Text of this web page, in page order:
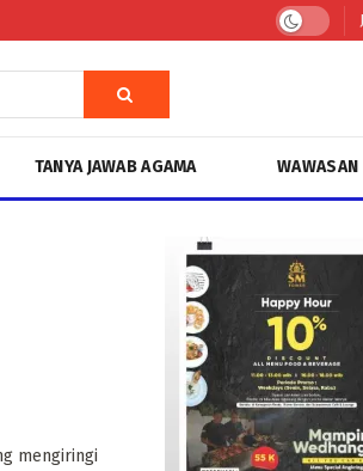
TANYA JAWAB AGAMA WAWASAN
mengiringi